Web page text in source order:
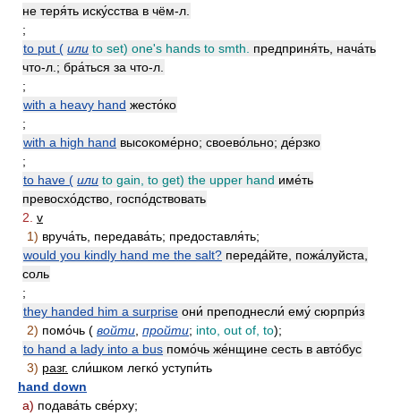
не теря́ть иску́сства в чём-л.
;
to put ( или to set) one's hands to smth.
предприня́ть, нача́ть
что-л.; бра́ться за что-л.
;
with a heavy hand жесто́ко
;
with a high hand высокоме́рно; своево́льно; де́рзко
;
to have ( или to gain, to get) the upper hand име́ть
превосхо́дство, госпо́дствовать
2. v
1) вруча́ть, передава́ть; предоставля́ть;
would you kindly hand me the salt? переда́йте, пожа́луйста,
соль
;
they handed him a surprise они́ преподнесли́ ему́ сюрпри́з
2) помо́чь ( войти пройти; into, out of, to);
to hand a lady into a bus помо́чь же́нщине сесть в авто́бус
3) разг. сли́шком легко́ уступи́ть
hand down
а) подава́ть све́рху;